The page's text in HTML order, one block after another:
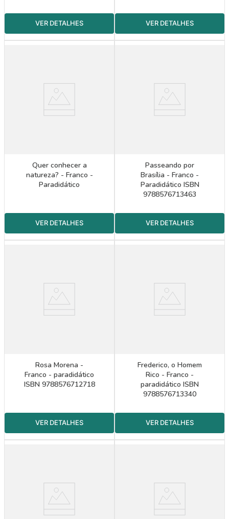
Quer conhecer a
natureza? - Franco -
Paradidático
Passeando por
Brasília - Franco -
Paradidático ISBN
9788576713463
Rosa Morena -
Franco - paradidático
ISBN 9788576712718
Frederico, o Homem
Rico - Franco -
paradidático ISBN
9788576713340